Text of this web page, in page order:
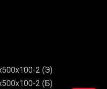
2 (Э)
2 (Б)